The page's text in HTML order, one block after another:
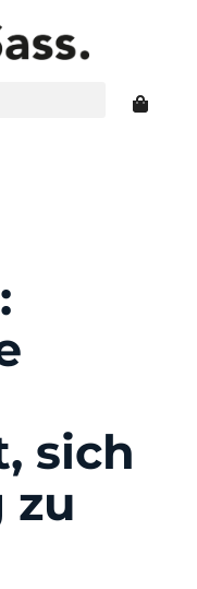
sich
zu